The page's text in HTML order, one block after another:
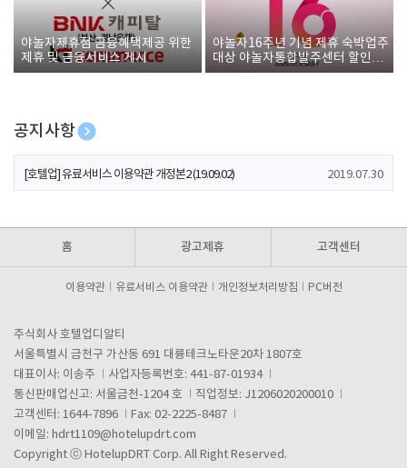
야놀자제휴점 금융혜택제공 위한
제휴 및 금융서비스 게시
야놀자16주년 기념 제휴 숙박업주
대상 야놀자통합발주센터 할인쿠
폰 증정
공지사항
[호텔업] 개인정보 처리방침 개정본1 (19.09.02)
[호텔업] 유료서비스 이용약관 개정본2 (19.09.02) 2019.07.30
홈 광고제휴 고객센터
이용약관 유료서비스 이용약관 개인정보처리방침 PC버전
주식회사 호텔업디알티
서울특별시 금천구 가산동 691 대륭테크노타운20차 1807호
대표이사: 이송주
사업자등록번호: 441-87-01934
통신판매업신고: 서울금천-1204 호
직업정보: J1206020200010
고객센터: 1644-7896
Fax: 02-2225-8487
이메일: hdrt1109@hotelupdrt.com
Copyright ⓒ HotelupDRT Corp. All Right Reserved.